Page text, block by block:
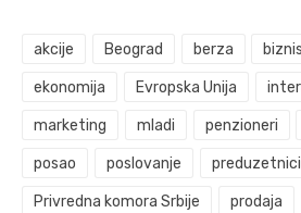
akcije Beograd berza biznis
ekonomija Evropska Unija
marketing mladi penzioneri
posao poslovanje preduzetnici
Privredna komora Srbije prodaja